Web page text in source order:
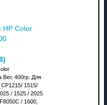
HP Color
)
Вес 400гр. Для
1515/
/ 1525 / 2025
/ 1600,